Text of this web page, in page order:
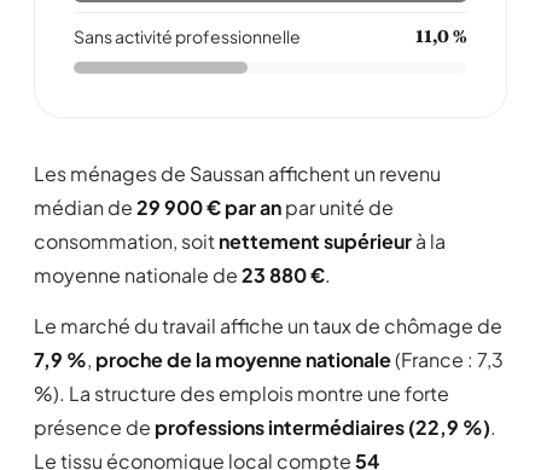
Sans activité professionnelle 11,0 %
Les ménages de Saussan affichent un revenu
médian de29 900 € par anpar unité de
consommation, soitnettement supérieurà la
moyenne nationale de23 880 €.
Le marché du travail affiche un taux de chômage de
7,9 %, proche de la moyenne nationale(France : 7,3
%). La structure des emplois montre une forte
présence de professions intermédiaires (22,9 %).
Le tissu économique local compte54